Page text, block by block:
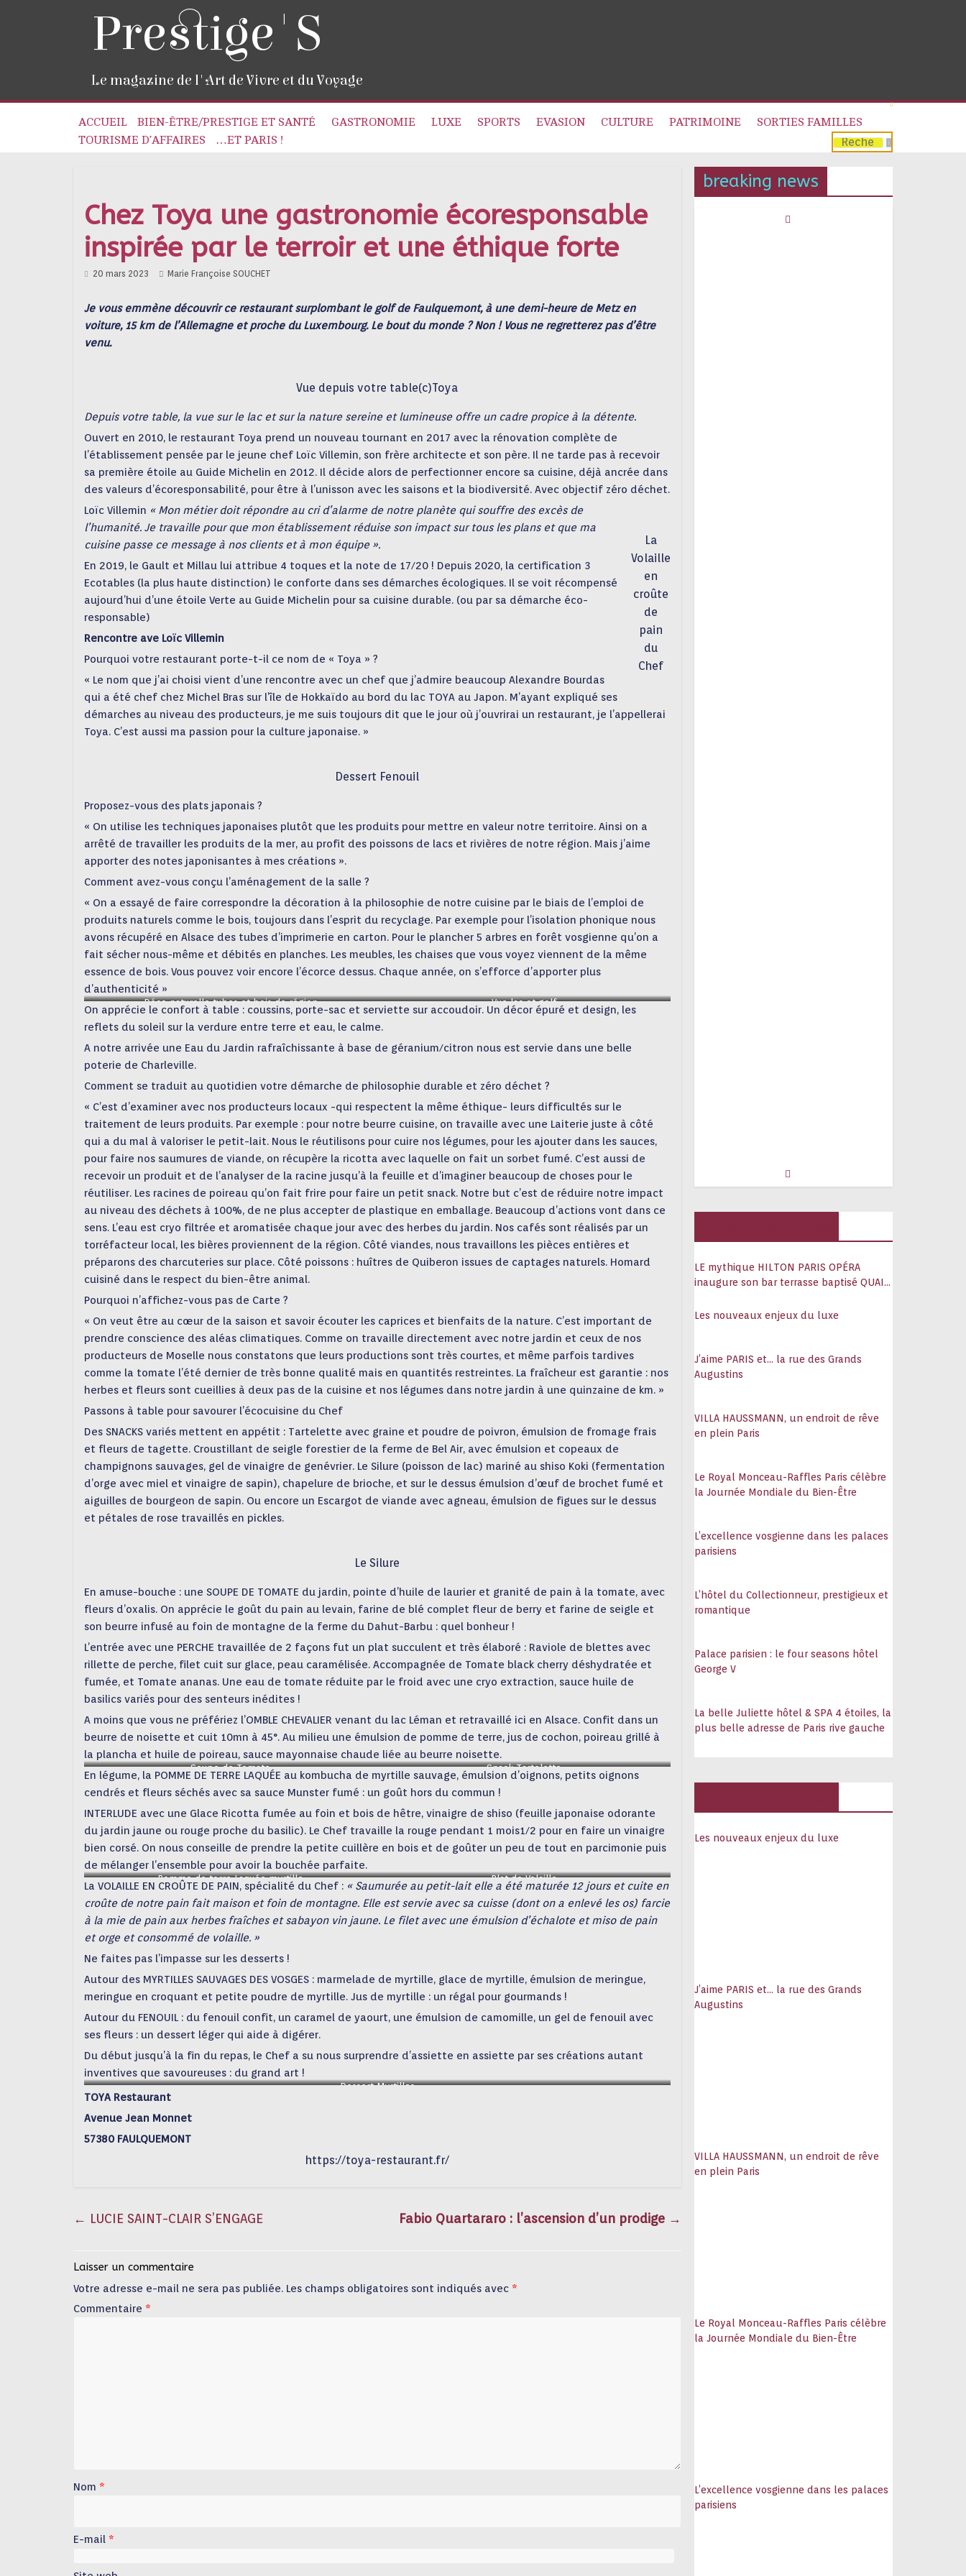
Prestige'S
Le magazine de l'Art de Vivre et du Voyage
ACCUEIL BIEN-ÊTRE/PRESTIGE ET SANTÉ GASTRONOMIE LUXE SPORTS EVASION CULTURE PATRIMOINE
SORTIES FAMILLES
TOURISME D’AFFAIRES
…ET PARIS !
Chez Toya une gastronomie écoresponsable
inspirée par le terroir et une éthique forte
20 mars 2023 Marie Françoise SOUCHET
Je vous emmène découvrir ce restaurant surplombant le golf de Faulquemont, à une demi-heure de Metz en
voiture, 15 km de l’Allemagne et proche du Luxembourg. Le bout du monde ? Non ! Vous ne regretterez pas d’être
venu.
Vue depuis votre table(c)Toya
Depuis votre table, la vue sur le lac et sur la nature sereine et lumineuse offre un cadre propice à la détente.
Ouvert en 2010, le restaurant Toya prend un nouveau tournant en 2017 avec la rénovation complète de
l’établissement pensée par le jeune chef Loïc Villemin, son frère architecte et son père. Il ne tarde pas à recevoir
sa première étoile au Guide Michelin en 2012. Il décide alors de perfectionner encore sa cuisine, déjà ancrée dans
des valeurs d’écoresponsabilité, pour être à l’unisson avec les saisons et la biodiversité. Avec objectif zéro déchet.
La
Volaille
en
croûte
de
pain
du
Chef
Loïc Villemin « Mon métier doit répondre au cri d’alarme de notre planète qui souffre des excès de
l’humanité. Je travaille pour que mon établissement réduise son impact sur tous les plans et que ma
cuisine passe ce message à nos clients et à mon équipe ».
En 2019, le Gault et Millau lui attribue 4 toques et la note de 17/20 ! Depuis 2020, la certification 3
Ecotables (la plus haute distinction) le conforte dans ses démarches écologiques. Il se voit récompensé
aujourd’hui d’une étoile Verte au Guide Michelin pour sa cuisine durable. (ou par sa démarche éco-
responsable)
Rencontre ave Loïc Villemin
Pourquoi votre restaurant porte-t-il ce nom de « Toya » ?
« Le nom que j’ai choisi vient d’une rencontre avec un chef que j’admire beaucoup Alexandre Bourdas
qui a été chef chez Michel Bras sur l’île de Hokkaïdo au bord du lac TOYA au Japon. M’ayant expliqué ses
démarches au niveau des producteurs, je me suis toujours dit que le jour où j’ouvrirai un restaurant, je l’appellerai
Toya. C’est aussi ma passion pour la culture japonaise. »
Dessert Fenouil
Proposez-vous des plats japonais ?
« On utilise les techniques japonaises plutôt que les produits pour mettre en valeur notre territoire. Ainsi on a
arrêté de travailler les produits de la mer, au profit des poissons de lacs et rivières de notre région. Mais j’aime
apporter des notes japonisantes à mes créations ».
Comment avez-vous conçu l’aménagement de la salle ?
« On a essayé de faire correspondre la décoration à la philosophie de notre cuisine par le biais de l’emploi de
produits naturels comme le bois, toujours dans l’esprit du recyclage. Par exemple pour l’isolation phonique nous
avons récupéré en Alsace des tubes d’imprimerie en carton. Pour le plancher 5 arbres en forêt vosgienne qu’on a
fait sécher nous-même et débités en planches. Les meubles, les chaises que vous voyez viennent de la même
essence de bois. Vous pouvez voir encore l’écorce dessus. Chaque année, on s’efforce d’apporter plus
d’authenticité »
Déco naturelle tubes et bois de région Vue lac et golf
On apprécie le confort à table : coussins, porte-sac et serviette sur accoudoir. Un décor épuré et design, les
reflets du soleil sur la verdure entre terre et eau, le calme.
A notre arrivée une Eau du Jardin rafraîchissante à base de géranium/citron nous est servie dans une belle
poterie de Charleville.
Comment se traduit au quotidien votre démarche de philosophie durable et zéro déchet ?
« C’est d’examiner avec nos producteurs locaux -qui respectent la même éthique- leurs difficultés sur le
traitement de leurs produits. Par exemple : pour notre beurre cuisine, on travaille avec une Laiterie juste à côté
qui a du mal à valoriser le petit-lait. Nous le réutilisons pour cuire nos légumes, pour les ajouter dans les sauces,
pour faire nos saumures de viande, on récupère la ricotta avec laquelle on fait un sorbet fumé. C’est aussi de
recevoir un produit et de l’analyser de la racine jusqu’à la feuille et d’imaginer beaucoup de choses pour le
réutiliser. Les racines de poireau qu’on fait frire pour faire un petit snack. Notre but c’est de réduire notre impact
au niveau des déchets à 100%, de ne plus accepter de plastique en emballage. Beaucoup d’actions vont dans ce
sens. L’eau est cryo filtrée et aromatisée chaque jour avec des herbes du jardin. Nos cafés sont réalisés par un
torréfacteur local, les bières proviennent de la région. Côté viandes, nous travaillons les pièces entières et
préparons des charcuteries sur place. Côté poissons : huîtres de Quiberon issues de captages naturels. Homard
cuisiné dans le respect du bien-être animal.
Pourquoi n’affichez-vous pas de Carte ?
« On veut être au cœur de la saison et savoir écouter les caprices et bienfaits de la nature. C’est important de
prendre conscience des aléas climatiques. Comme on travaille directement avec notre jardin et ceux de nos
producteurs de Moselle nous constatons que leurs productions sont très courtes, et même parfois tardives
comme la tomate l’été dernier de très bonne qualité mais en quantités restreintes. La fraîcheur est garantie : nos
herbes et fleurs sont cueillies à deux pas de la cuisine et nos légumes dans notre jardin à une quinzaine de km. »
Passons à table pour savourer l’écocuisine du Chef
Des SNACKS variés mettent en appétit : Tartelette avec graine et poudre de poivron, émulsion de fromage frais
et fleurs de tagette. Croustillant de seigle forestier de la ferme de Bel Air, avec émulsion et copeaux de
champignons sauvages, gel de vinaigre de genévrier. Le Silure (poisson de lac) mariné au shiso Koki (fermentation
d’orge avec miel et vinaigre de sapin), chapelure de brioche, et sur le dessus émulsion d’œuf de brochet fumé et
aiguilles de bourgeon de sapin. Ou encore un Escargot de viande avec agneau, émulsion de figues sur le dessus
et pétales de rose travaillés en pickles.
Le Silure
En amuse-bouche : une SOUPE DE TOMATE du jardin, pointe d’huile de laurier et granité de pain à la tomate, avec
fleurs d’oxalis. On apprécie le goût du pain au levain, farine de blé complet fleur de berry et farine de seigle et
son beurre infusé au foin de montagne de la ferme du Dahut-Barbu : quel bonheur !
L’entrée avec une PERCHE travaillée de 2 façons fut un plat succulent et très élaboré : Raviole de blettes avec
rillette de perche, filet cuit sur glace, peau caramélisée. Accompagnée de Tomate black cherry déshydratée et
fumée, et Tomate ananas. Une eau de tomate réduite par le froid avec une cryo extraction, sauce huile de
basilics variés pour des senteurs inédites !
A moins que vous ne préfériez l’OMBLE CHEVALIER venant du lac Léman et retravaillé ici en Alsace. Confit dans un
beurre de noisette et cuit 10mn à 45°. Au milieu une émulsion de pomme de terre, jus de cochon, poireau grillé à
la plancha et huile de poireau, sauce mayonnaise chaude liée au beurre noisette.
Soupe de Tomate Snack Tartelette
En légume, la POMME DE TERRE LAQUÉE au kombucha de myrtille sauvage, émulsion d’oignons, petits oignons
cendrés et fleurs séchés avec sa sauce Munster fumé : un goût hors du commun !
INTERLUDE avec une Glace Ricotta fumée au foin et bois de hêtre, vinaigre de shiso (feuille japonaise odorante
du jardin jaune ou rouge proche du basilic). Le Chef travaille la rouge pendant 1 mois1/2 pour en faire un vinaigre
bien corsé. On nous conseille de prendre la petite cuillère en bois et de goûter un peu de tout en parcimonie puis
de mélanger l’ensemble pour avoir la bouchée parfaite.
Pomme de terre Laquée myrtille Plat de Volaille
La VOLAILLE EN CROÛTE DE PAIN, spécialité du Chef : « Saumurée au petit-lait elle a été maturée 12 jours et cuite en
croûte de notre pain fait maison et foin de montagne. Elle est servie avec sa cuisse (dont on a enlevé les os) farcie
à la mie de pain aux herbes fraîches et sabayon vin jaune. Le filet avec une émulsion d’échalote et miso de pain
et orge et consommé de volaille. »
Ne faites pas l’impasse sur les desserts !
Autour des MYRTILLES SAUVAGES DES VOSGES : marmelade de myrtille, glace de myrtille, émulsion de meringue,
meringue en croquant et petite poudre de myrtille. Jus de myrtille : un régal pour gourmands !
Autour du FENOUIL : du fenouil confit, un caramel de yaourt, une émulsion de camomille, un gel de fenouil avec
ses fleurs : un dessert léger qui aide à digérer.
Du début jusqu’à la fin du repas, le Chef a su nous surprendre d’assiette en assiette par ses créations autant
inventives que savoureuses : du grand art !
Dessert Myrtilles
TOYA Restaurant
Avenue Jean Monnet
57380 FAULQUEMONT
https://toya-restaurant.fr/
← LUCIE SAINT-CLAIR S’ENGAGE Fabio Quartararo : l’ascension d’un prodige →
Laisser un commentaire
Votre adresse e-mail ne sera pas publiée. Les champs obligatoires sont indiqués avec *
Commentaire *
Nom *
E-mail *
breaking news
LE mythique HILTON PARIS OPÉRA
inaugure son bar terrasse baptisé QUAI
Les nouveaux enjeux du luxe
J’aime PARIS et… la rue des Grands
Augustins
VILLA HAUSSMANN, un endroit de rêve
en plein Paris
Le Royal Monceau-Raffles Paris célèbre
la Journée Mondiale du Bien-Être
L’excellence vosgienne dans les palaces
parisiens
L’hôtel du Collectionneur, prestigieux et
romantique
Palace parisien : le four seasons hôtel
George V
La belle Juliette hôtel & SPA 4 étoiles, la
plus belle adresse de Paris rive gauche
Les nouveaux enjeux du luxe
J’aime PARIS et… la rue des Grands
Augustins
VILLA HAUSSMANN, un endroit de rêve
en plein Paris
Le Royal Monceau-Raffles Paris célèbre
la Journée Mondiale du Bien-Être
L’excellence vosgienne dans les palaces
parisiens